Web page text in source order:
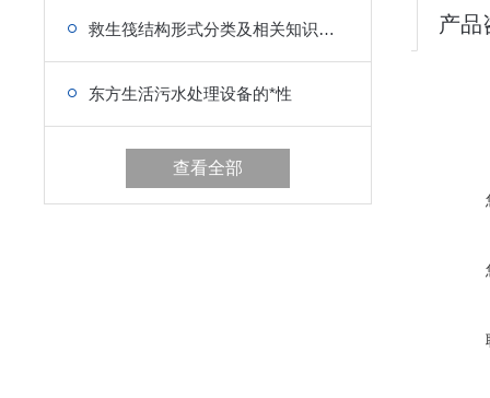
救生筏结构形式分类及相关知识介绍
东方生活污水处理设备的*性
查看全部
产品